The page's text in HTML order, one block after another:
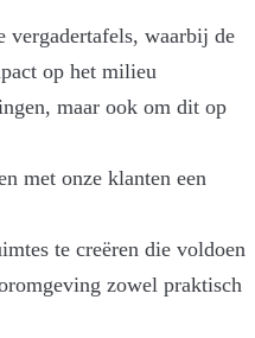
vergadertafels, waarbij de
op het milieu
maar ook om dit op
met onze klanten een
te creëren die voldoen
zowel praktisch